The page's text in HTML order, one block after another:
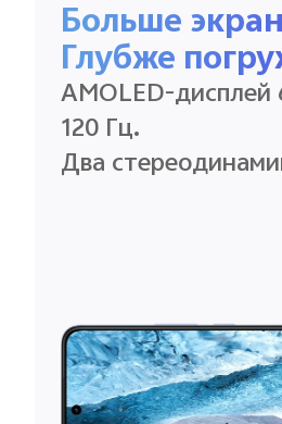
Больше
Глубже
AMOLED-дисплей
120 Гц.
Два